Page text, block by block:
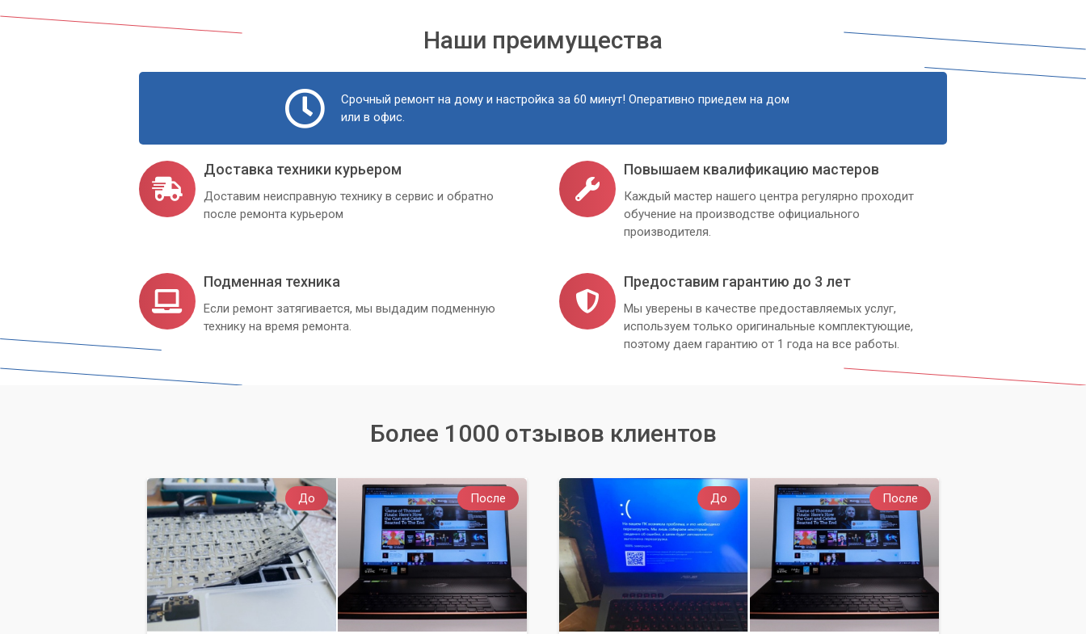
Наши преимущества
Срочный ремонт на дому и настройка за 60 минут! Оперативно приедем на дом
или в офис.
Доставка техники курьером
Доставим неисправную технику в сервис и обратно
после ремонта курьером
Повышаем квалификацию мастеров
Каждый мастер нашего центра регулярно проходит
обучение на производстве официального
производителя.
Подменная техника
Если ремонт затягивается, мы выдадим подменную
технику на время ремонта.
Предоставим гарантию до 3 лет
Мы уверены в качестве предоставляемых услуг,
используем только оригинальные комплектующие,
поэтому даем гарантию от 1 года на все работы.
Более 1000 отзывов клиентов
До После До После